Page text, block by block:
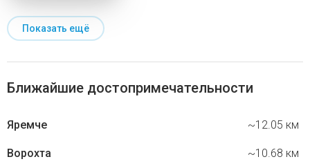
Показать ещё
Ближайшие достопримечательности
Яремче ~12.05 км
Ворохта ~10.68 км